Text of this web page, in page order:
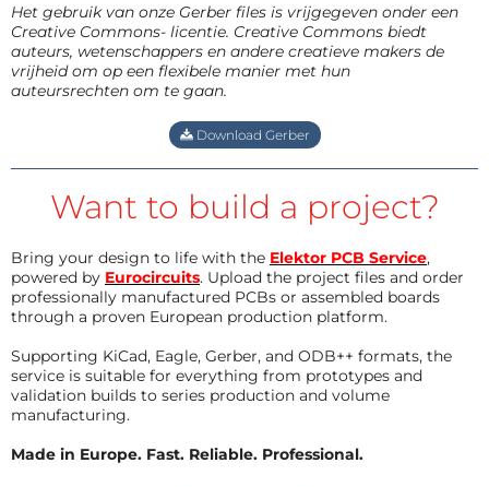
Het gebruik van onze Gerber files is vrijgegeven onder een
Creative Commons- licentie. Creative Commons biedt
auteurs, wetenschappers en andere creatieve makers de
vrijheid om op een flexibele manier met hun
auteursrechten om te gaan.
Download Gerber
Want to build a project?
Bring your design to life with the Elektor PCB Service,
powered by Eurocircuits. Upload the project files and order
professionally manufactured PCBs or assembled boards
through a proven European production platform.
Supporting KiCad, Eagle, Gerber, and ODB++ formats, the
service is suitable for everything from prototypes and
validation builds to series production and volume
manufacturing.
Made in Europe. Fast. Reliable. Professional.